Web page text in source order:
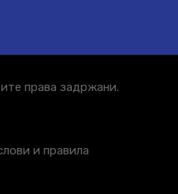
права задржани.
и правила